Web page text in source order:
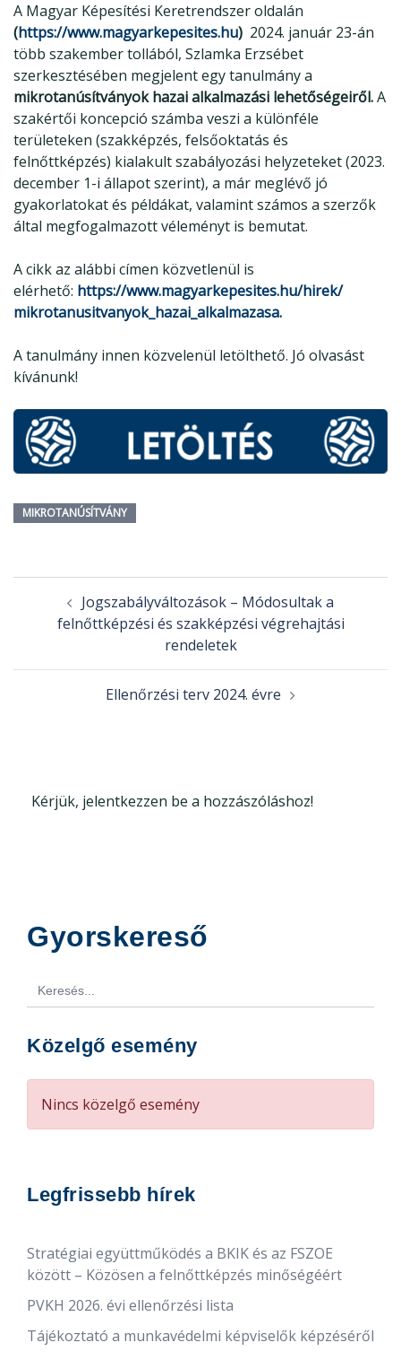
A Magyar Képesítési Keretrendszer oldalán
(https://www.magyarkepesites.hu) 2024. január 23-án
több szakember tollából, Szlamka Erzsébet
szerkesztésében megjelent egy tanulmány a
mikrotanúsítványok hazai alkalmazási lehetőségeiről.A
szakértői koncepció számba veszi a különféle
területeken (szakképzés, felsőoktatás és
felnőttképzés) kialakult szabályozási helyzeteket (2023.
december 1-i állapot szerint), a már meglévő jó
gyakorlatokat és példákat, valamint számos a szerzők
által megfogalmazott véleményt is bemutat.
A cikk az alábbi címen közvetlenül is
elérhető: https://www.magyarkepesites.hu/hirek/
mikrotanusitvanyok_hazai_ alkalmazasa.
A tanulmány innen közvelenül letölthető. Jó olvasást
kívánunk!
MIKROTANÚSÍTVÁNY
navigationJogszabályváltozások – Módosultak a
felnőttképzési és szakképzési végrehajtási
rendeletek
Ellenőrzési terv 2024. évre
Kérjük, jelentkezzen be a hozzászóláshoz!
Gyorskereső
Search
for:
Közelgő esemény
Nincs közelgő esemény
Legfrissebb hírek
Stratégiai együttműködés a BKIK és az FSZOE
között – Közösen a felnőttképzés minőségéért
PVKH 2026. évi ellenőrzési lista
Tájékoztató a munkavédelmi képviselők képzéséről